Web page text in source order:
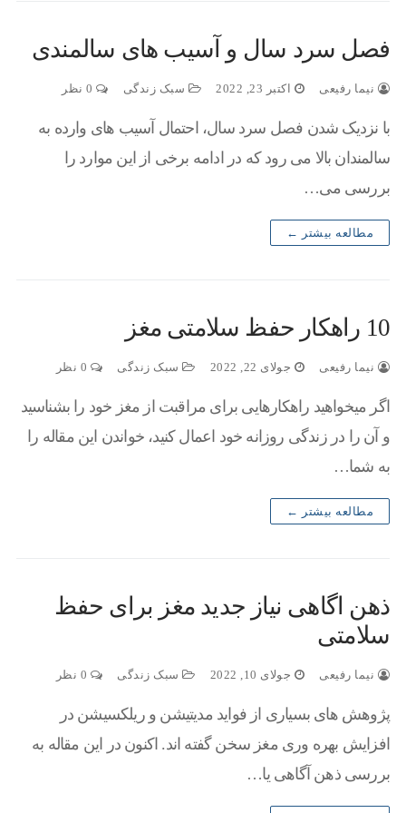
فصل سرد سال و آسیب های سالمندی
نیما رفیعی اکتبر 23, 2022 سبک زندگی
با نزدیک شدن فصل سرد سال، احتمال آسیب های وارده به
سالمندان بالا می رود که در ادامه برخی از این موارد را
بررسی می…
مطالعه بیشتر ←
10 راهکار حفظ سلامتی مغز
نیما رفیعی جولای 22, 2022 سبک زندگی
اگر میخواهید راهکارهایی برای مراقبت از مغز خود را بشناسید
و آن را در زندگی روزانه خود اعمال کنید، خواندن این مقاله را
به شما…
مطالعه بیشتر ←
ذهن اگاهی نیاز جدید مغز برای حفظ
سلامتی
نیما رفیعی جولای 10, 2022 سبک زندگی
پژوهش های بسیاری از فواید مدیتیشن و ریلکسیشن در
افزایش بهره وری مغز سخن گفته اند. اکنون در این مقاله به
بررسی ذهن آگاهی یا…